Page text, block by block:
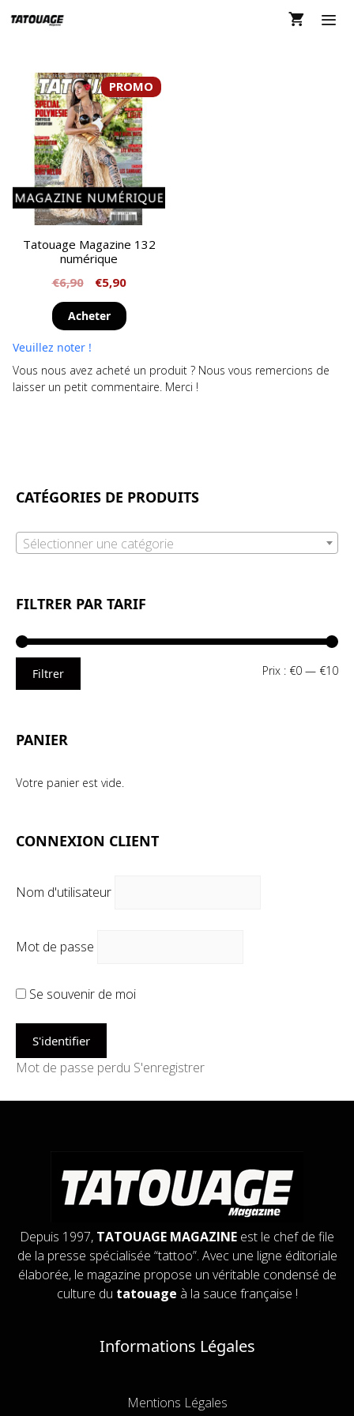
au
PROMO
Tatouage Magazine 132
numérique
€6,90 €5,90
Acheter
Veuillez noter !
Vous nous avez acheté un produit ? Nous vous remercions de
laisser un petit commentaire. Merci !
CATÉGORIES DE PRODUITS
Sélectionner une catégorie
FILTRER PAR TARIF
Filtrer Prix : €0 — €10
PANIER
Votre panier est vide.
CONNEXION CLIENT
Nom d'utilisateur
Mot de passe
Se souvenir de moi
Mot de passe perdu S'enregistrer
Depuis 1997, TATOUAGE MAGAZINE est le chef de file
de la presse spécialisée “tattoo”. Avec une ligne éditoriale
élaborée, le magazine propose un véritable condensé de
culture du tatouage à la sauce française !
Informations Légales
Mentions Légales